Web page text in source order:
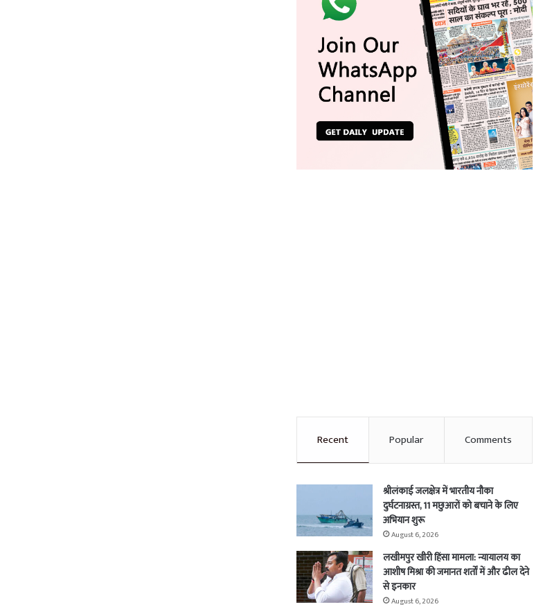
Recent Popular Comments
श्रीलंकाई जलक्षेत्र में भारतीय नौका
दुर्घटनाग्रस्त, 11 मछुआरों को बचाने के लिए
अभियान शुरू
August 6, 2026
लखीमपुर खीरी हिंसा मामला: न्यायालय का
आशीष मिश्रा की जमानत शर्तों में और ढील देने
से इनकार
August 6, 2026